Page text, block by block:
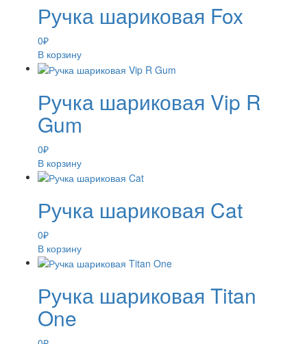
Ручка шариковая Fox
0₽
В корзину
Ручка шариковая Vip R
Gum
0₽
В корзину
Ручка шариковая Cat
0₽
В корзину
Ручка шариковая Titan
One